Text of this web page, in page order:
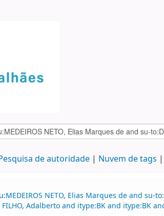
de autoridade Nuvem de tags
NETO, Elias Marques de and su-
Adalberto and itype:BK and itype:BK